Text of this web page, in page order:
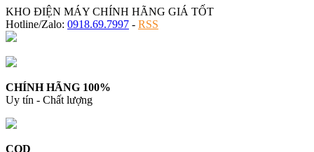
KHO ĐIỆN MÁY CHÍNH HÃNG GIÁ TỐT
Hotline/Zalo: 0918.69.7997 - RSS
CHÍNH HÃNG 100%
Uy tín - Chất lượng
COD